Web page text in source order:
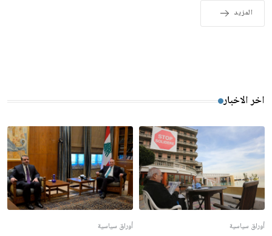
المزيد
اخر الاخبار
أوراق سياسية أوراق سياسية